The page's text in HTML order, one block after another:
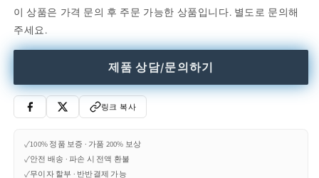
량
-
Countertop
marble
(Request
Info)
수
량
줄
임
-
marble
toothbrush
holder
(Request
Info)
수
량
늘
림
이 상품은 가격 문의 후 주문 가능한 상품입니다. 별도로 문의해
주세요.
제품 상담/문의하기
링크 복사
✓100% 정품 보증 · 가품 200% 보상
✓안전 배송 · 파손 시 전액 환불
✓무이자 할부 · 반반결제 가능